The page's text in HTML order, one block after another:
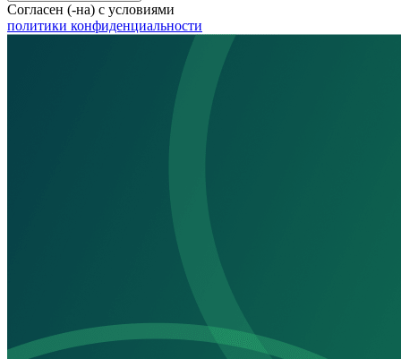
Согласен (-на) с условиями
политики конфиденциальности